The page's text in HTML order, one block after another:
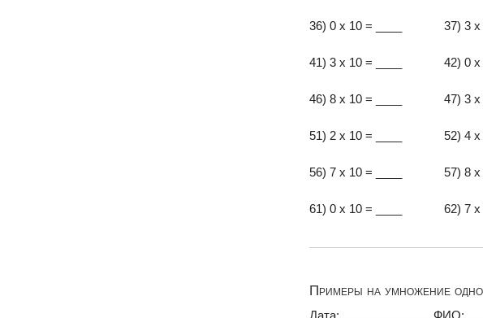
36) 0 x 10 = ____ 37) 3 x
41) 3 x 10 = ____ 42) 0 x
46) 8 x 10 = ____ 47) 3 x
51) 2 x 10 = ____ 52) 4 x
56) 7 x 10 = ____ 57) 8 x
61) 0 x 10 = ____ 62) 7 x
Примеры на умножение
Дата:______________